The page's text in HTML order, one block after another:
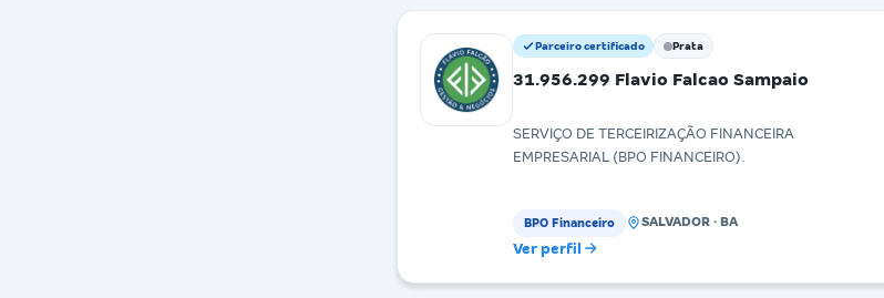
Parceiro certificado Prata
31.956.299 Flavio Falcao Sampaio
SERVIÇO DE TERCEIRIZAÇÃO FINANCEIRA
EMPRESARIAL (BPO FINANCEIRO).
BPO Financeiro SALVADOR · BA
Ver perfil